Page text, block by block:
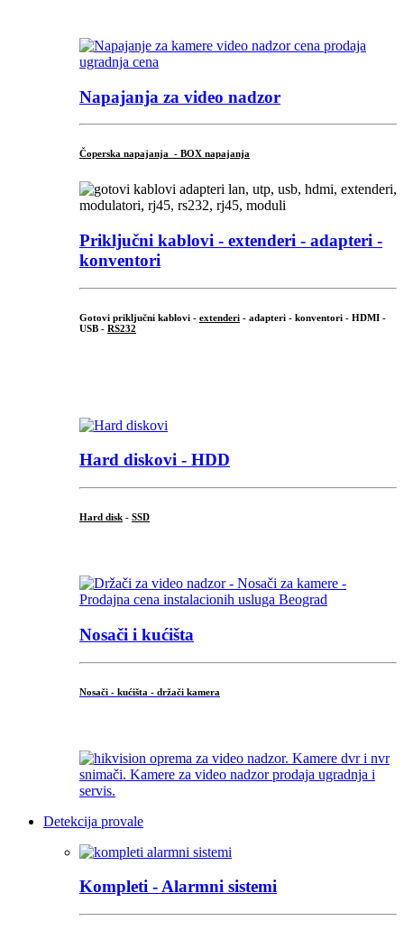
Napajanja za video nadzor
Čoperska napajanja - BOX napajanja
Priključni kablovi - extenderi - adapteri -
konventori
Gotovi priključni kablovi - extenderi - adapteri - konventori - HDMI -
USB - RS232
Hard diskovi - HDD
Hard disk - SSD
Nosači i kućišta
Nosači - kućišta - držači kamera
Detekcija provale
Kompleti - Alarmni sistemi